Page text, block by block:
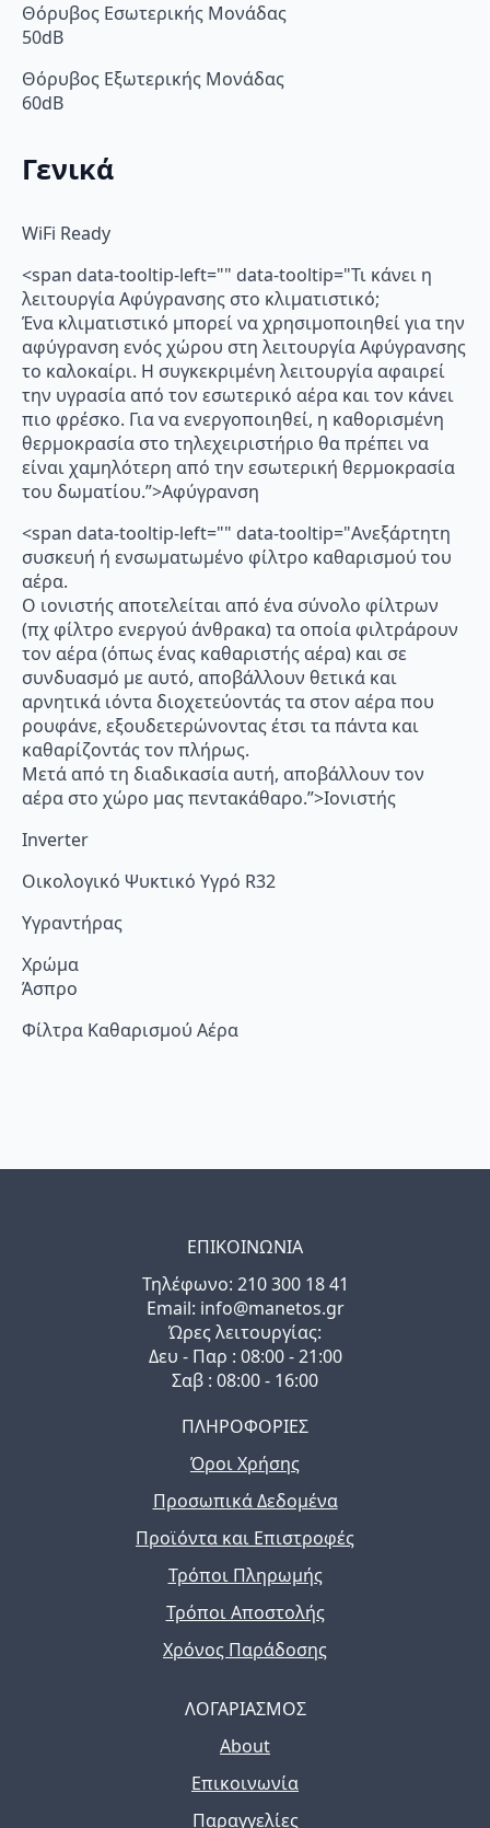
Θόρυβος Εσωτερικής Μονάδας
50dB
Θόρυβος Εξωτερικής Μονάδας
60dB
Γενικά
WiFi Ready
<span data-tooltip-left="" data-tooltip="Τι κάνει η
λειτουργία Αφύγρανσης στο κλιματιστικό;
Ένα κλιματιστικό μπορεί να χρησιμοποιηθεί για την
αφύγρανση ενός χώρου στη λειτουργία Αφύγρανσης
το καλοκαίρι. Η συγκεκριμένη λειτουργία αφαιρεί
την υγρασία από τον εσωτερικό αέρα και τον κάνει
πιο φρέσκο. Για να ενεργοποιηθεί, η καθορισμένη
θερμοκρασία στο τηλεχειριστήριο θα πρέπει να
είναι χαμηλότερη από την εσωτερική θερμοκρασία
του δωματίου.”>Αφύγρανση
<span data-tooltip-left="" data-tooltip="Ανεξάρτητη
συσκευή ή ενσωματωμένο φίλτρο καθαρισμού του
αέρα.
Ο ιονιστής αποτελείται από ένα σύνολο φίλτρων
(πχ φίλτρο ενεργού άνθρακα) τα οποία φιλτράρουν
τον αέρα (όπως ένας καθαριστής αέρα) και σε
συνδυασμό με αυτό, αποβάλλουν θετικά και
αρνητικά ιόντα διοχετεύοντάς τα στον αέρα που
ρουφάνε, εξουδετερώνοντας έτσι τα πάντα και
καθαρίζοντάς τον πλήρως.
Μετά από τη διαδικασία αυτή, αποβάλλουν τον
αέρα στο χώρο μας πεντακάθαρο.”>Ιονιστής
Inverter
Οικολογικό Ψυκτικό Υγρό R32
Υγραντήρας
Χρώμα
Άσπρο
Φίλτρα Καθαρισμού Αέρα
ΕΠΙΚΟΙΝΩΝΙΑ
Τηλέφωνo: 210 300 18 41
Email: info@manetos.gr
Ώρες λειτουργίας:
Δευ - Παρ : 08:00 - 21:00
Σαβ : 08:00 - 16:00
ΠΛΗΡΟΦΟΡΙΕΣ
Όροι Χρήσης
Προσωπικά Δεδομένα
Προϊόντα και Επιστροφές
Τρόποι Πληρωμής
Τρόποι Αποστολής
Χρόνος Παράδοσης
ΛΟΓΑΡΙΑΣΜΟΣ
About
Επικοινωνία
Παραγγελίες